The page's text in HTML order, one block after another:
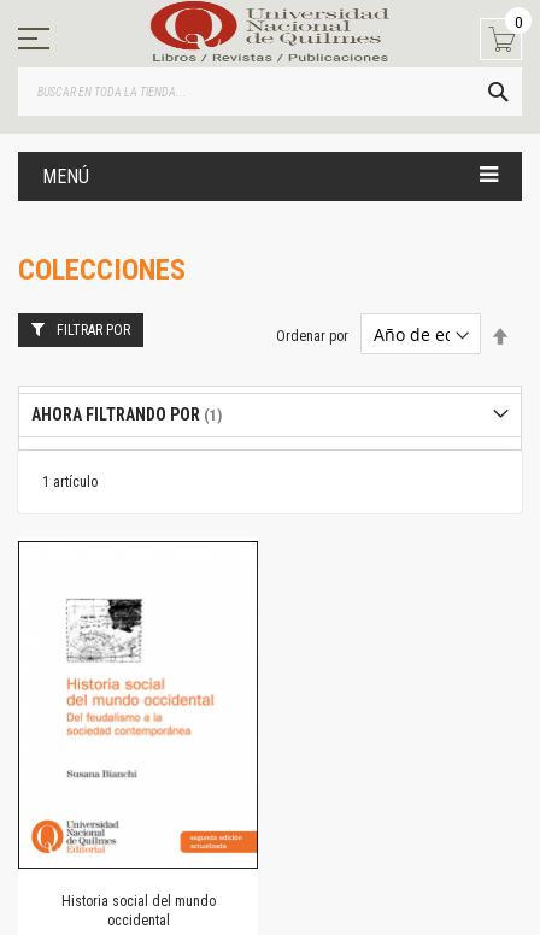
contenido
0
MENÚ
COLECCIONES
1 artículo
Ordenar por
Historia social del mundo
occidental
FILTRAR POR
AHORA FILTRANDO POR